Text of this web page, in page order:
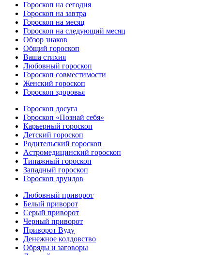
Гороскоп на сегодня
Гороскоп на завтра
Гороскоп на месяц
Гороскоп на следующий месяц
Обзор знаков
Общий гороскоп
Ваша стихия
Любовный гороскоп
Гороскоп совместимости
Женский гороскоп
Гороскоп здоровья
Гороскоп досуга
Гороскоп «Познай себя»
Карьерный гороскоп
Детский гороскоп
Родительский гороскоп
Астромедицинский гороскоп
Типажный гороскоп
Западный гороскоп
Гороскоп друидов
Любовный приворот
Белый приворот
Серый приворот
Черный приворот
Приворот Вуду
Денежное колдовство
Обряды и заговоры